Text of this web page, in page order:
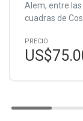
Alem, entre las
cuadras de
PRECIO